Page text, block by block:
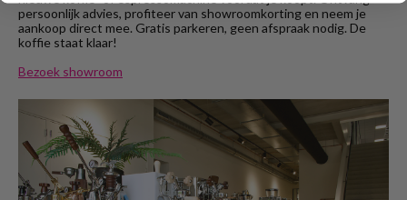
persoonlijk advies, profiteer van showroomkorting en neem je
aankoop direct mee. Gratis parkeren, geen afspraak nodig. De
koffie staat klaar!
Bezoek showroom